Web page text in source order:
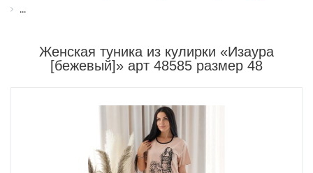
...
Женская туника из кулирки «Изаура
[бежевый]» арт 48585 размер 48